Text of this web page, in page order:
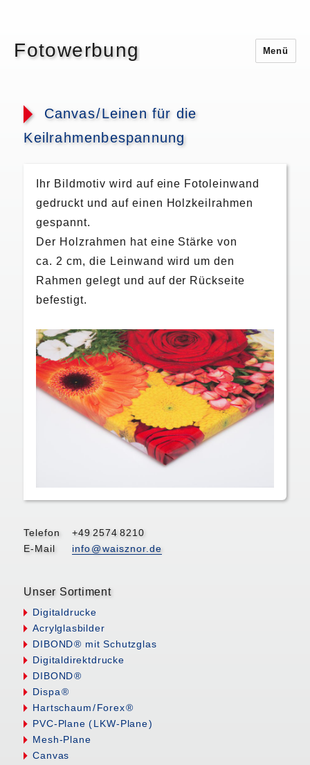
Fotowerbung Menü
Canvas/Leinen für die
Keilrahmenbespannung
Ihr Bildmotiv wird auf eine Fotoleinwand
gedruckt und auf einen Holzkeilrahmen
gespannt.
Der Holzrahmen hat eine Stärke von
ca. 2 cm, die Leinwand wird um den
Rahmen gelegt und auf der Rückseite
befestigt.
Telefon +49 25748210
E-Mail
info@waisznor.de
Unser Sortiment
Digitaldrucke
Acrylglasbilder
DIBON D® mit Schutzglas
Digitaldirektdrucke
DIBON D®
Dispa ®
Hartschau m/ Forex®
PVC-Plane( LKW-Plane)
Mesh-Plane
Canvas